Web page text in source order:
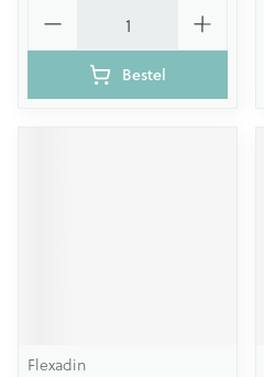
Bestel
Flexadin